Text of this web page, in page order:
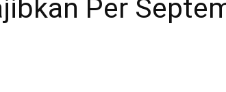
Per